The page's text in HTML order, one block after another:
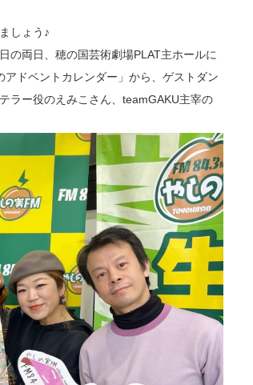
しょう♪
の両日、穂の国芸術劇場PLAT主ホールに
ドベントカレンダー」から、ゲストダン
ラー役のえみこさん、teamGAKU主宰の